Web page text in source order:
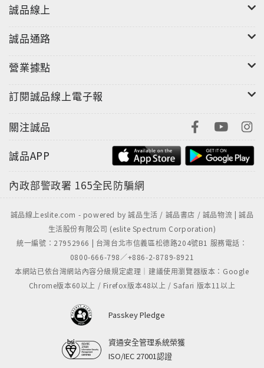
誠品線上
誠品通路
營業據點
訂閱誠品線上電子報
關注誠品
誠品APP
內政部警政署 165全民防騙網
誠品線上eslite.com - powered by 誠品生活 / 誠品書店 / 誠品物流 | 誠品
生活股份有限公司 (eslite Spectrum Corporation)
統一編號：27952966 | 台灣台北市信義區松德路204號B1 服務電話：
0800-666-798／+886-2-8789-8921
本網站已依台灣網站內容分級規定處理｜建議使用瀏覽器版本：Google
Chrome版本60以上 / Firefox版本48以上 / Safari 版本11以上
Passkey Pledge
資通安全管理系統榮獲
ISO/IEC 27001認證